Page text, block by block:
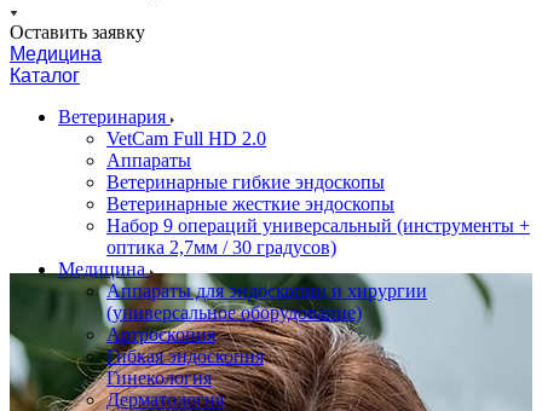
Оставить заявку
Медицина
Каталог
Ветеринария
VetCam Full HD 2.0
Аппараты
Ветеринарные гибкие эндоскопы
Ветеринарные жесткие эндоскопы
Набор 9 операций универсальный (инструменты +
оптика 2,7мм / 30 градусов)
Медицина
Аппараты для эндоскопии и хирургии
(универсальное оборудование)
Артроскопия
Гибкая эндоскопия
Гинекология
Дерматология